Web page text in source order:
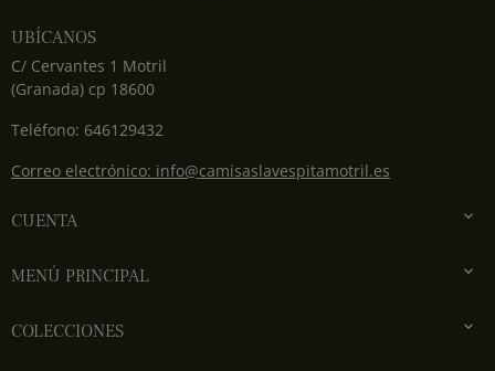
UBÍCANOS
C/ Cervantes 1 Motril
(Granada) cp 18600
Teléfono: 646129432
Correo electrónico: info@camisaslavespitamotril.es
CUENTA 
MENÚ PRINCIPAL 
COLECCIONES 